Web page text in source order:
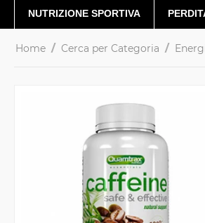
NUTRIZIONE SPORTIVA
Home / Cerca per Categoria /